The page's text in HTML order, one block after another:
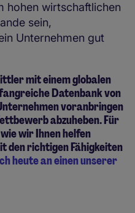
hohen wirtschaftlichen
sein,
Unternehmen gut
mit einem globalen
Datenbank von
voranbringen
abzuheben. Für
wir Ihnen helfen
den richtigen Fähigkeiten
heute an einen unserer